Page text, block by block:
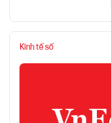
Kinh tế số